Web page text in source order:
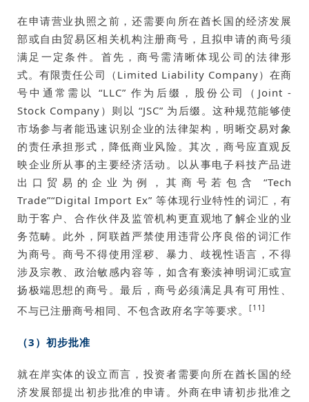
在申请营业执照之前，还需要向所在酋长国的经济发展
部或自由贸易区相关机构注册商号，且拟申请的商号须
满足一定条件。首先，商号需清晰体现公司的法律形
式。有限责任公司（Limited Liability Company）在商
号中通常需以 “LLC” 作为后缀，股份公司（Joint -
Stock Company）则以 “JSC” 为后缀。这种规范能够使
市场参与者能迅速识别企业的法律架构，明晰交易对象
的责任承担形式，降低商业风险。其次，商号应直观反
映企业所从事的主要经济活动。以从事电子科技产品进
出口贸易的企业为例，其商号若包含 “Tech
Trade”“Digital Import Ex” 等体现行业特性的词汇，有
助于客户、合作伙伴及监管机构更直观地了解企业的业
务范畴。此外，阿联酋严禁使用违背公序良俗的词汇作
为商号。商号不得使用淫秽、暴力、歧视性语言，不得
涉及宗教、政治敏感内容等，如含有亵渎神明词汇或宣
扬极端思想的商号。最后，商号必须满足具有可用性、
不与已注册商号相同、不包含政府名字等要求。
[11]
（3）初步批准
就在岸实体的设立而言，投资者需要向所在酋长国的经
济发展部提出初步批准的申请。外商在申请初步批准之